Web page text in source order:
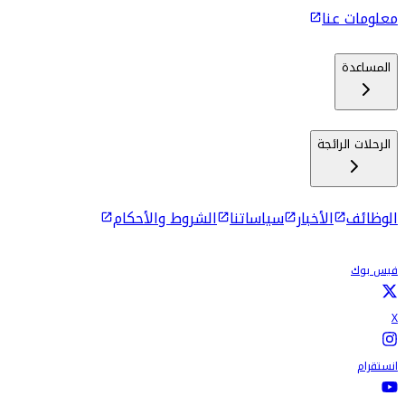
معلومات عنا
المساعدة
الرحلات الرائجة
الوظائف الأخبار سياساتنا الشروط والأحكام
فيس بوك
X
انستقرام